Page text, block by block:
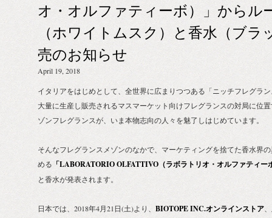
オ・オルファティーボ）」からル
（ホワイトムスク）と香水（ブラ
売のお知らせ
April 19, 2018
イタリアをはじめとして、全世界に広まりつつある「ニッチフレグラ
大量に生産し販売されるマスマーケット向けフレグランスの対局に位
ゾンフレグランスが、いま本物志向の人々を魅了しはじめています。
そんなフレグランスメゾンのなかで、マーケティングを捨てた香水界
める 「LABORATORIO OLFATTIVO（ラボラトリオ・オルファティー
と香水が発表されます。
日本では、2018年4月21日(土)より、 BIOTOPE INC.オンラインストア